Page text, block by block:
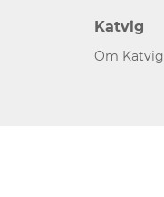
Katvig
Om Katvig